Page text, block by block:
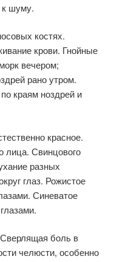
к шуму.
костях.
крови. Гнойные
вечером;
рано утром.
краям ноздрей и
красное.
лица. Свинцового
разных
глаз. Рожистое
Синеватое
боль в
челюсти, особенно